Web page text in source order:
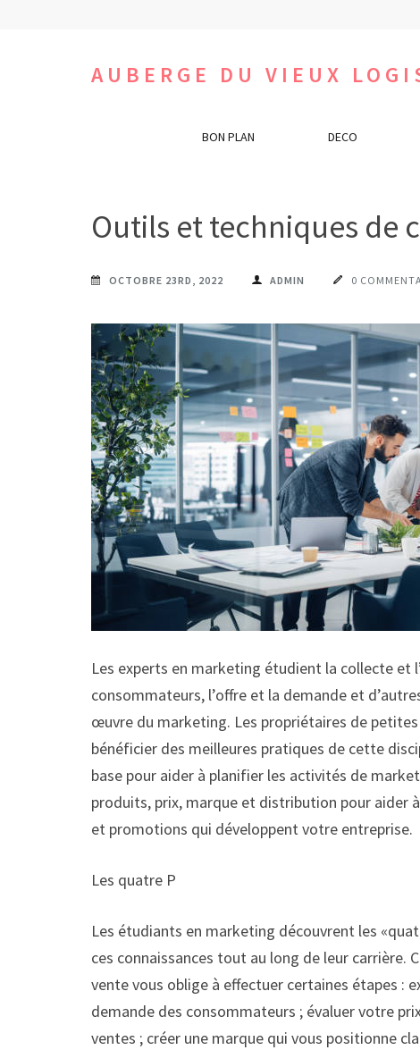
AUBERGE DU VIEUX
BON PLAN DECO
Outils et techniques de
OCTOBRE 23RD, 2022 ADMIN 0
Les experts en marketing étudient la collecte et
consommateurs, l’offre et la demande et
œuvre du marketing. Les propriétaires de
bénéficier des meilleures pratiques de cette
base pour aider à planifier les activités de
produits, prix, marque et distribution pour aider
et promotions qui développent votre entreprise.
Les quatre P
Les étudiants en marketing découvrent les
ces connaissances tout au long de leur
vente vous oblige à effectuer certaines étapes :
demande des consommateurs ; évaluer votre
ventes ; créer une marque qui vous positionne